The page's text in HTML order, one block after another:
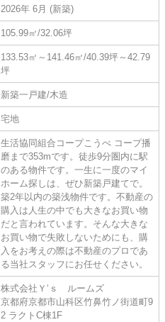
2026年 6月 (新築)
105.99㎡/32.06坪
133.53㎡～141.46㎡/40.39坪～42.79
坪
新築一戸建/木造
宅地
生活協同組合コープこうべ コープ播
磨まで353mです。徒歩9分圏内に駅
のある物件です。一生に一度のマイ
ホーム探しは、ぜひ新築戸建てで。
築2年以内の築浅物件です。不動産の
購入は人生の中でも大きなお買い物
だと言われています。そんな大きな
お買い物で失敗しないためにも、購
入をお考えの際は不動産のプロであ
る当社スタッフにお任せください。
株式会社Ｙ‘ｓ ルームズ
京都府京都市山科区竹鼻竹ノ街道町9
2 ラクトC棟1F